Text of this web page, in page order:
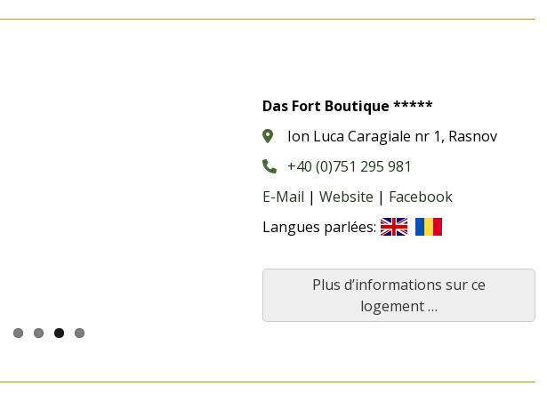
Das Fort Boutique *****
Ion Luca Caragiale nr 1, Rasnov
+40 (0)751 295 981
E-Mail | Website | Facebook
Langues parlées:
Plus d’informations sur ce
logement …